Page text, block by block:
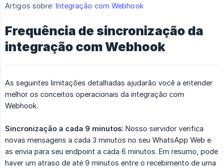
Artigos sobre: Integração com Webhook
Frequência de sincronização da
integração com Webhook
As seguintes limitações detalhadas ajudarão você a entender
melhor os conceitos operacionais da integração com
Webhook.
Sincronização a cada 9 minutos: Nosso servidor verifica
novas mensagens a cada 3 minutos no seu WhatsApp Web e
as envia para seu endpoint a cada 6 minutos. Em resumo, pode
haver um atraso de até 9 minutos entre o recebimento de uma